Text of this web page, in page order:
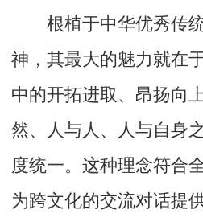
根植于中华优秀传
神，其最大的魅力就在
中的开拓进取、昂扬向
然、人与人、人与自身
度统一。这种理念符合
为跨文化的交流对话提